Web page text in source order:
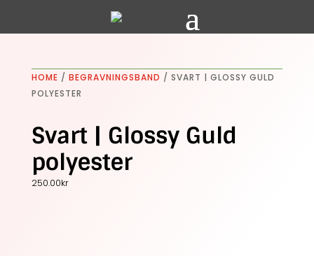
HOME / BEGRAVNINGSBAND / SVART | GLOSSY GULD
POLYESTER
Svart | Glossy Guld
polyester
250.00kr